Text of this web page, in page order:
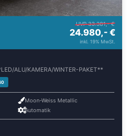
UVP 33.381,- €
24.980,- €
inkl. 19% MwSt.
ALU/KAMERA/WINTER-PAKET**
Moon-Weiss Metallic
Automatik